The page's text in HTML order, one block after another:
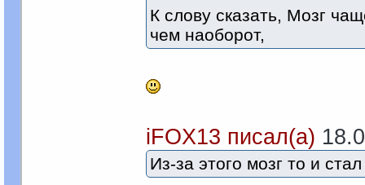
К слову сказать, Мозг
чем наоборот,
iFOX13 писал(а)
Из-за этого мозг то и